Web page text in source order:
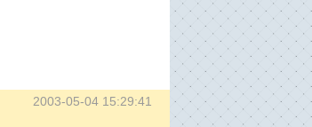
2003-05-04 15:29:41